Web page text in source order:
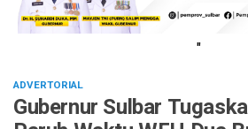
"
ADVERTORIAL
Gubernur Sulbar